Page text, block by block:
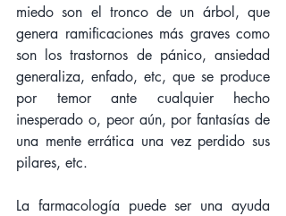
miedo son el tronco de un árbol, que
genera ramificaciones más graves como
son los trastornos de pánico, ansiedad
generaliza, enfado, etc, que se produce
por temor ante cualquier hecho
inesperado o, peor aún, por fantasías de
una mente errática una vez perdido sus
pilares, etc.
La farmacología puede ser una ayuda